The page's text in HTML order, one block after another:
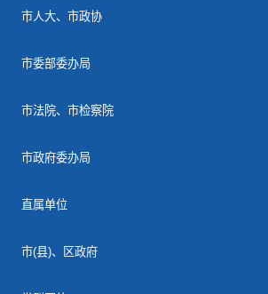
市人大、市政协
市委部委办局
市法院、市检察院
市政府委办局
直属单位
市(县)、区政府